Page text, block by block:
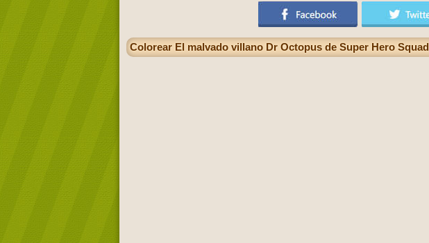
Colorear El malvado villano Dr Octopus de Super Hero Squad